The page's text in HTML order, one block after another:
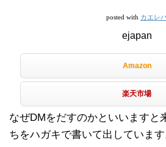
posted with カエレ
ejapan
Amazon
楽天市場
なぜDMをだすのかといいますと
ちをハガキで書いて出しています